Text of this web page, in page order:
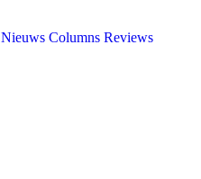
Nieuws Columns Reviews